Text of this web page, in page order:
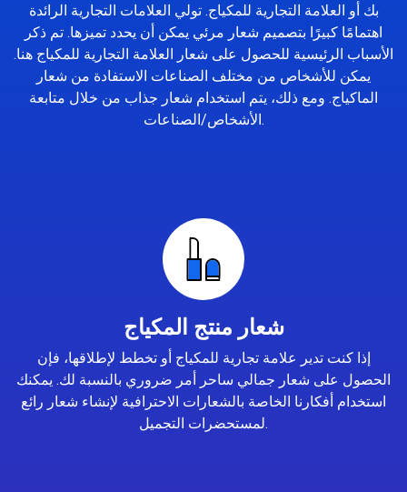
بك أو العلامة التجارية للمكياج. تولي العلامات التجارية الرائدة
اهتمامًا كبيرًا بتصميم شعار مرئي يمكن أن يحدد تميزها. تم ذكر
الأسباب الرئيسية للحصول على شعار العلامة التجارية للمكياج هنا.
يمكن للأشخاص من مختلف الصناعات الاستفادة من شعار
الماكياج. ومع ذلك، يتم استخدام شعار جذاب من خلال متابعة
الأشخاص/الصناعات.
شعار منتج المكياج
إذا كنت تدير علامة تجارية للمكياج أو تخطط لإطلاقها، فإن
الحصول على شعار جمالي ساحر أمر ضروري بالنسبة لك. يمكنك
استخدام أفكارنا الخاصة بالشعارات الاحترافية لإنشاء شعار رائع
لمستحضرات التجميل.